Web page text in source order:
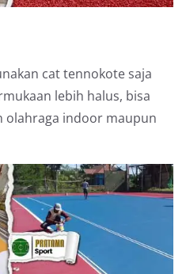
cat tennokote saja
lebih halus, bisa
olahraga indoor maupun